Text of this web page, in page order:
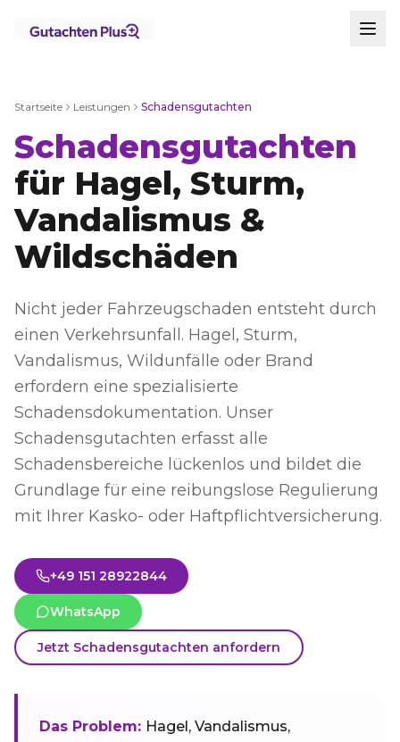
Startseite Leistungen Schadensgutachten
Schadensgutachten
für Hagel, Sturm,
Vandalismus &
Wildschäden
Nicht jeder Fahrzeugschaden entsteht durch
einen Verkehrsunfall. Hagel, Sturm,
Vandalismus, Wildunfälle oder Brand
erfordern eine spezialisierte
Schadensdokumentation. Unser
Schadensgutachten erfasst alle
Schadensbereiche lückenlos und bildet die
Grundlage für eine reibungslose Regulierung
mit Ihrer Kasko- oder Haftpflichtversicherung.
+49 151 28922844
WhatsApp
Jetzt Schadensgutachten anfordern
Das Problem: Hagel, Vandalismus,